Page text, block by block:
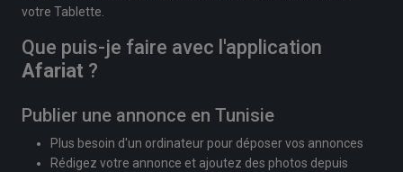
votre Tablette.
Que puis-je faire avec l'application
Afariat ?
Publier une annonce en Tunisie
Plus besoin d'un ordinateur pour déposer vos annonces
Rédigez votre annonce et ajoutez des photos depuis